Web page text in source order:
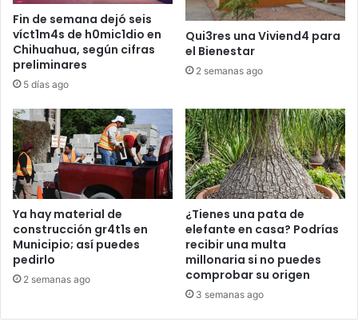
Fin de semana dejó seis
víct1m4s de h0mic1dio en
Chihuahua, según cifras
preliminares
5 días ago
Qui3res una Viviend4 para
el Bienestar
2 semanas ago
Ya hay material de
construcción gr4t1s en
Municipio; así puedes
pedirlo
2 semanas ago
¿Tienes una pata de
elefante en casa? Podrías
recibir una multa
millonaria si no puedes
comprobar su origen
3 semanas ago